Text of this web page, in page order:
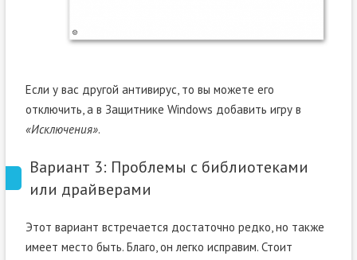
Если у вас другой антивирус, то вы можете его
отключить, а в Защитнике Windows добавить игру в
«Исключения».
Вариант 3: Проблемы с библиотеками
или драйверами
Этот вариант встречается достаточно редко, но также
имеет место быть. Благо, он легко исправим. Стоит